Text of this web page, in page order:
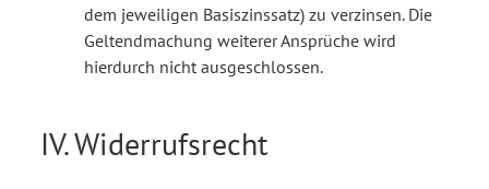
dem jeweiligen Basiszinssatz) zu verzinsen. Die
Geltendmachung weiterer Ansprüche wird
hierdurch nicht ausgeschlossen.
IV. Widerrufsrecht